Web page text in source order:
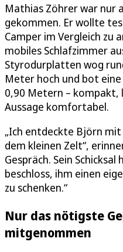
Mathias Zöhrer war nur
gekommen. Er wollte
Camper im Vergleich zu
mobiles Schlafzimmer
Styrodurplatten wog
Meter hoch und bot
0,90 Metern –
Aussage komfortabel.
„Ich entdeckte Björn
dem kleinen Zelt“,
Gespräch. Sein
beschloss, ihm einen
zu schenken.“
Nur das nötigste
mitgenommen